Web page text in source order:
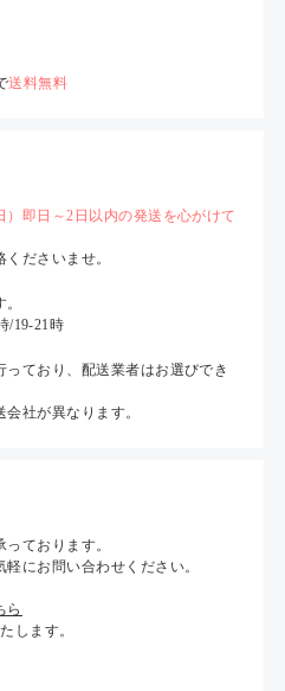
送料無料
即日～2日以内の発送を心がけて
ださいませ。
/19-21時
ており、配送業者はお選びでき
社が異なります。
ております。
にお問い合わせください。
ら
します。